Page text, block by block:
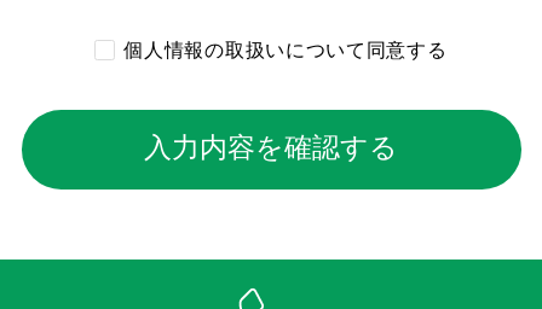
個人情報の取扱いについて同意する
入力内容を確認する